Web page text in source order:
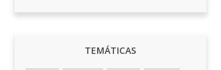
TEMÁTICAS